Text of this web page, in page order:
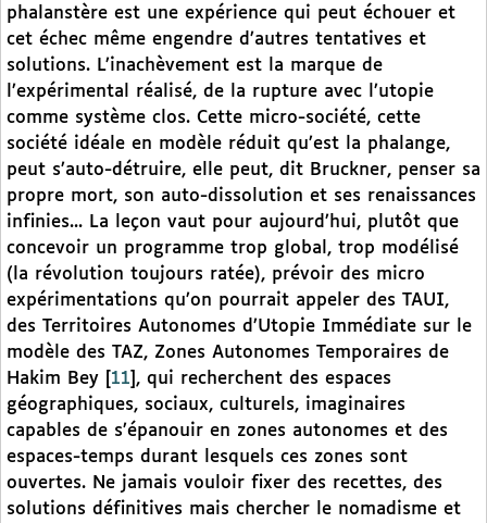
phalanstère est une expérience qui peut échouer et
cet échec même engendre d’autres tentatives et
solutions. L’inachèvement est la marque de
l’expérimental réalisé, de la rupture avec l’utopie
comme système clos. Cette micro-société, cette
société idéale en modèle réduit qu’est la phalange,
peut s’auto-détruire, elle peut, dit Bruckner, penser sa
propre mort, son auto-dissolution et ses renaissances
infinies... La leçon vaut pour aujourd’hui, plutôt que
concevoir un programme trop global, trop modélisé
(la révolution toujours ratée), prévoir des micro
expérimentations qu’on pourrait appeler des TAUI,
des Territoires Autonomes d’Utopie Immédiate sur le
modèle des TAZ, Zones Autonomes Temporaires de
Hakim Bey
11 , qui recherchent des espaces
géographiques, sociaux, culturels, imaginaires
capables de s’épanouir en zones autonomes et des
espaces-temps durant lesquels ces zones sont
ouvertes. Ne jamais vouloir fixer des recettes, des
solutions définitives mais chercher le nomadisme et